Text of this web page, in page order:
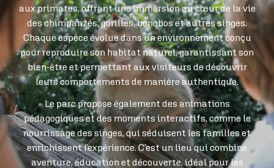
aux primates, offrant une immersion au cœur de la vie
des chimpanzés, gorilles, bonobos et autres singes.
Chaque espèce évolue dans un environnement conçu
pour reproduire son habitat naturel, garantissant son
bien-être et permettant aux visiteurs de découvrir
leurs comportements de manière authentique.
Le parc propose également des animations
pédagogiques et des moments interactifs, comme le
nourrissage des singes, qui séduisent les familles et
enrichissent l’expérience. C’est un lieu qui combine
aventure, éducation et découverte, idéal pour les